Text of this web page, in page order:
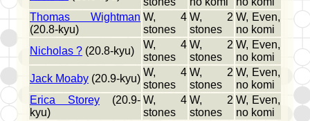
Thomas Wightman
(20.8-kyu)
W, 4
stones
W, 2
stones
W, Even,
no komi
Nicholas ? (20.8-kyu)
W, 4
stones
W, 2
stones
W, Even,
no komi
Jack Moaby (20.9-kyu)
W, 4
stones
W, 2
stones
W, Even,
no komi
Erica Storey (20.9-
kyu)
W, 4
stones
W, 2
stones
W, Even,
no komi